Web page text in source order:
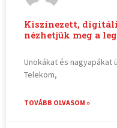
Kiszínezett,
nézhetjük meg a
Unokákat és nagyapákat
Telekom,
TOVÁBB OLVASOM »